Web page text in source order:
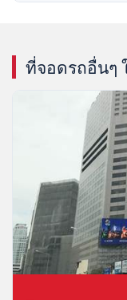
ที่จอดรถอื่นๆ